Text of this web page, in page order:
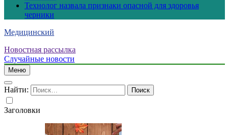
Технолог назвала признаки опасной для здоровья
черники
Медицинский
Новостная рассылка
Случайные новости
Меню
Найти:
Заголовки